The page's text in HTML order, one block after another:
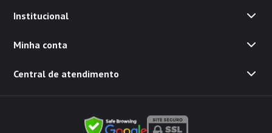
Institucional
Minha conta
Central de atendimento